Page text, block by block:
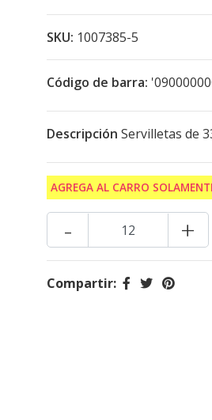
SKU: 1007385-5
Código de barra:
Descripción Servilletas de
AGREGA AL CARRO
+
-
Compartir: